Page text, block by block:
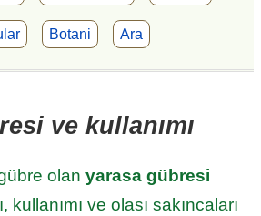
Botani Ara
ve kullanımı
olan yarasa gübresi
kullanımı ve olası sakıncaları